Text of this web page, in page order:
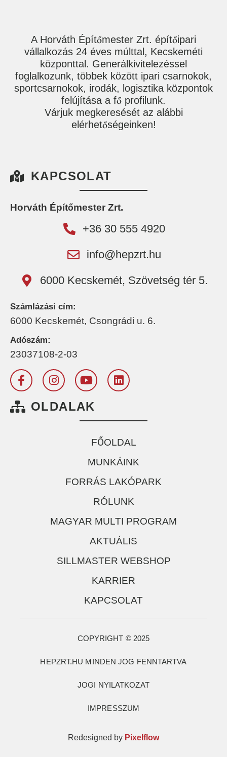
A Horváth Építőmester Zrt. építőipari
vállalkozás 24 éves múlttal, Kecskeméti
központtal. Generálkivitelezéssel
foglalkozunk, többek között ipari csarnokok,
sportcsarnokok, irodák, logisztika központok
felújítása a fő profilunk.
Várjuk megkeresését az alábbi
elérhetőségeinken!
KAPCSOLAT
Horváth Építőmester Zrt.
+36 30 555 4920
info@hepzrt.hu
6000 Kecskemét, Szövetség tér 5.
Számlázási cím:
6000 Kecskemét, Csongrádi u. 6.
Adószám:
23037108-2-03
OLDALAK
FŐOLDAL
MUNKÁINK
FORRÁS LAKÓPARK
RÓLUNK
MAGYAR MULTI PROGRAM
AKTUÁLIS
SILLMASTER WEBSHOP
KARRIER
KAPCSOLAT
COPYRIGHT © 2025
HEPZRT.HU MINDEN JOG FENNTARTVA
JOGI NYILATKOZAT
IMPRESSZUM
Redesigned by Pixelflow